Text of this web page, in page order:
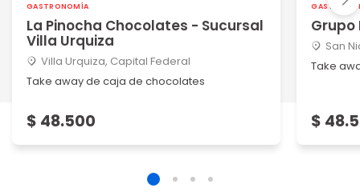
GASTRONOMÍA
La Pinocha Chocolates - Sucursal
Villa Urquiza
Villa Urquiza, Capital Federal
Take away de caja de chocolates
$ 48.500
San
Take
$